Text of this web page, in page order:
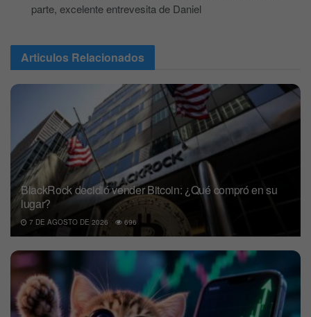
parte, excelente entrevesita de Daniel
Articulos Relacionados
BlackRock decidió vender Bitcoin: ¿Qué compró en su
lugar?
7 DE AGOSTO DE 2026 696